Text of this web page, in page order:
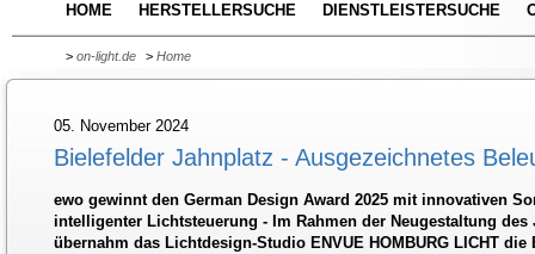
HOME HERSTELLERSUCHE DIENSTLEISTERSUCHE
> on-light.de > Home
05. November 2024
Bielefelder Jahnplatz - Ausgezeichnetes
ewo gewinnt den German Design Award 2025 mit innovativen
intelligenter Lichtsteuerung - Im Rahmen der Neugestaltung
übernahm das Lichtdesign-Studio ENVUE HOMBURG LICHT